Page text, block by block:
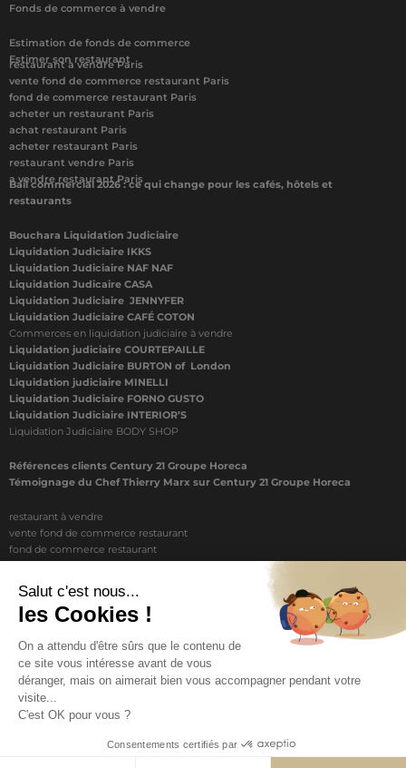
Fonds de commerce à vendre
Estimation de fonds de commerce
Estimer son restaurant
restaurant à vendre Paris
vente fond de commerce restaurant Paris
fond de commerce restaurant Paris
acheter un restaurant Paris
achat restaurant Paris
acheter restaurant Paris
restaurant vendre Paris
a vendre restaurant Paris
Bail commercial 2026 : ce qui change pour les cafés, hôtels et
restaurants
Bouchara Liquidation Judiciaire
Liquidation Judiciaire IKKS
Liquidation Judiciaire NAF NAF
Liquidation Judicaire CASA
Liquidation Judiciaire JENNYFER
Liquidation Judiciaire CAFÉ COTON
Commerces en liquidation judiciaire à vendre
Liquidation judiciaire COURTEPAILLE
Liquidation Judiciaire BURTON of London
Liquidation judiciaire MINELLI
Liquidation Judiciaire FORNO GUSTO
Liquidation Judiciaire INTERIOR’S
Liquidation Judiciaire BODY SHOP
Références clients Century 21 Groupe Horeca
Témoignage du Chef Thierry Marx sur Century 21 Groupe Horeca
restaurant à vendre
vente fond de commerce restaurant
fond de commerce restaurant
vente de fond de commerce restaurant
acheter restaurant